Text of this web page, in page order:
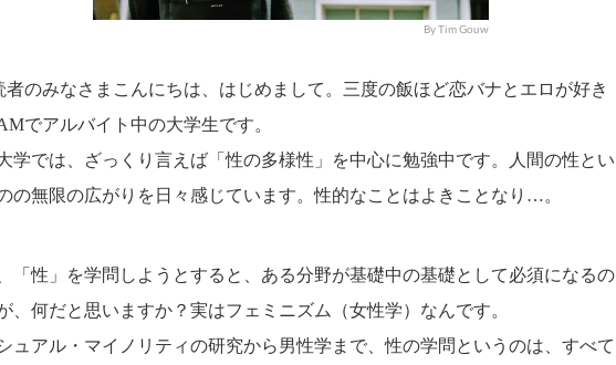
By Tim Gouw
者のみなさまこんにちは、はじめまして。三度の飯ほど恋バナとエロが好き
でアルバイト中の大学生です。
学では、ざっくり言えば「性の多様性」を中心に勉強中です。人間の性とい
の無限の広がりを日々感じています。性的なことはよきことなり…。
「性」を学問しようとすると、ある分野が基礎中の基礎として必須になるの
、何だと思いますか？実はフェミニズム（女性学）なんです。
ュアル・マイノリティの研究から男性学まで、性の学問というのは、すべて